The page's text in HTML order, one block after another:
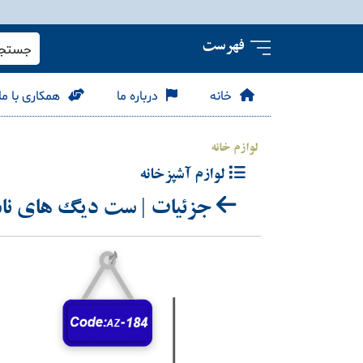
فهرست
خانه درباره ما همکاری با
لوازم خانه
لوازم آشپزخانه
جزئیات | ست دیگ های